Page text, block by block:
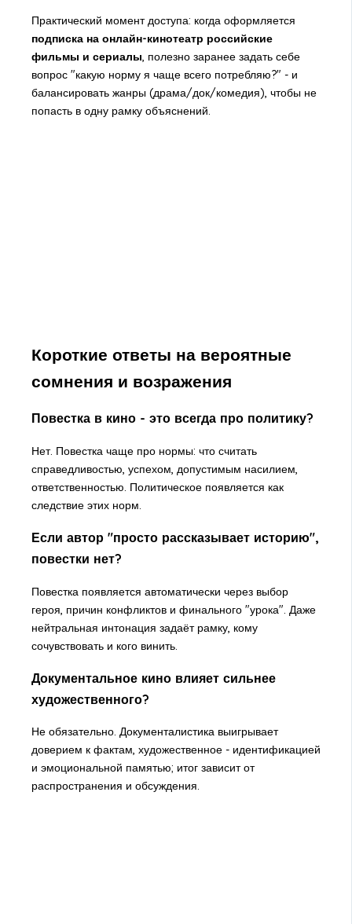
Практический момент доступа: когда оформляется
подписка на онлайн-кинотеатр российские
фильмы и сериалы, полезно заранее задать себе
вопрос "какую норму я чаще всего потребляю?" - и
балансировать жанры (драма/док/комедия), чтобы не
попасть в одну рамку объяснений.
Короткие ответы на вероятные
сомнения и возражения
Повестка в кино - это всегда про политику?
Нет. Повестка чаще про нормы: что считать
справедливостью, успехом, допустимым насилием,
ответственностью. Политическое появляется как
следствие этих норм.
Если автор "просто рассказывает историю",
повестки нет?
Повестка появляется автоматически через выбор
героя, причин конфликтов и финального "урока". Даже
нейтральная интонация задаёт рамку, кому
сочувствовать и кого винить.
Документальное кино влияет сильнее
художественного?
Не обязательно. Документалистика выигрывает
доверием к фактам, художественное - идентификацией
и эмоциональной памятью; итог зависит от
распространения и обсуждения.